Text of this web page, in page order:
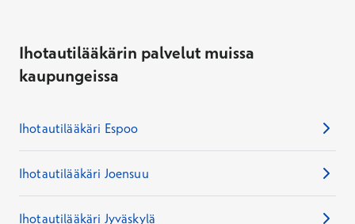
Ihotautilääkärin palvelut muissa
kaupungeissa
Ihotautilääkäri Espoo
Ihotautilääkäri Joensuu
Ihotautilääkäri Jyväskylä